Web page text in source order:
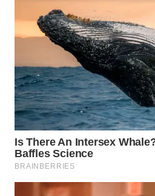
WAHANA
TV
WAHANANEWS
ID
WAHANANEWS
CO ID
WAHANANEWS
NET